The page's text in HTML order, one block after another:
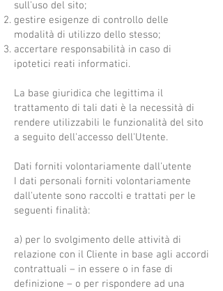
sull'uso del sito;
gestire esigenze di controllo delle
modalità di utilizzo dello stesso;
accertare responsabilità in caso di
ipotetici reati informatici.
La base giuridica che legittima il
trattamento di tali dati è la necessità di
rendere utilizzabili le funzionalità del sito
a seguito dell'accesso dell'Utente.
Dati forniti volontariamente dall'utente
I dati personali forniti volontariamente
dall'utente sono raccolti e trattati per le
seguenti finalità:
a) per lo svolgimento delle attività di
relazione con il Cliente in base agli accordi
contrattuali – in essere o in fase di
definizione – o per rispondere ad una